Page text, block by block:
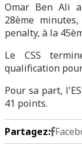
Omar Ben Ali
28ème
penalty, à la
Le CSS
qualification
Pour sa part,
41 points.
Partagez: